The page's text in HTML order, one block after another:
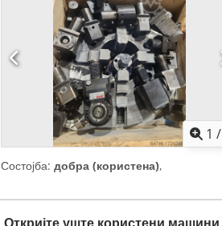
1 /
Состојба: добра (користена),